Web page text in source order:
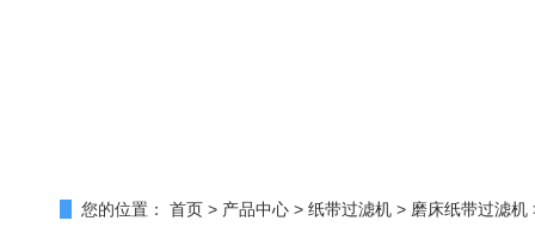
您的位置： 首页 > 产品中心 > 纸带过滤机 > 磨床纸带过滤机